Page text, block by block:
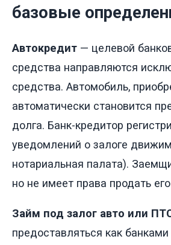
базовые
Автокредит — целевой
средства направляются
средства. Автомобиль,
автоматически становится
долга. Банк-кредитор
уведомлений о залоге
нотариальная палата).
но не имеет права продать
Займ под залог авто или
предоставляться как